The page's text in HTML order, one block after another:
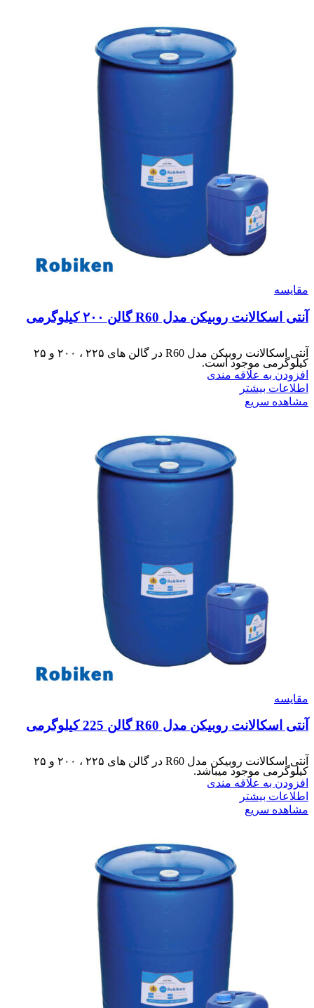
مقایسه
آنتی اسکالانت روبیکن مدل R60 گالن ۲۰۰ کیلوگرمی
آنتی اسکالانت روبیکن مدل R60 در گالن های ۲۲۵ ، ۲۰۰ و ۲۵
کیلوگرمی موجود است.
افزودن به علاقه مندی
اطلاعات بیشتر
مشاهده سریع
مقایسه
آنتی اسکالانت روبیکن مدل R60 گالن 225 کیلوگرمی
آنتی اسکالانت روبیکن مدل R60 در گالن های ۲۲۵ ، ۲۰۰ و ۲۵
کیلوگرمی موجود میباشد.
افزودن به علاقه مندی
اطلاعات بیشتر
مشاهده سریع